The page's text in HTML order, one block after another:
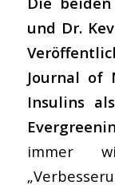
und Dr.
Journal of
Insulins
immer